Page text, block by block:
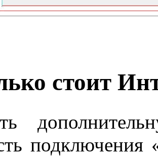
стоит